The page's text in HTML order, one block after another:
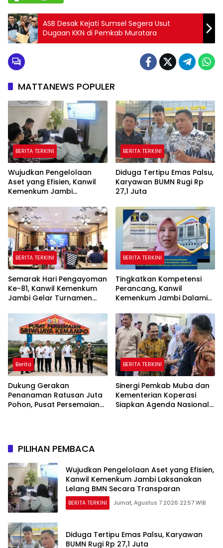
ASB Desak Kejati Sumsel Segera Usut
Dugaan KKN di Pemkab Muratara
MATTANEWS POPULER
BERITA TERKINI
Wujudkan Pengelolaan
Aset yang Efisien, Kanwil
Kemenkum Jambi
Secara Transparan
BERITA TERKINI
Diduga Tertipu Emas Palsu,
Karyawan BUMN Rugi Rp
27,1 Juta
BERITA TERKINI
Semarak Hari Pengayoman
Ke-81, Kanwil Kemenkum
Jambi Gelar Turnamen
BERITA TERKINI
Tingkatkan Kompetensi
Perancang, Kanwil
Kemenkum Jambi Dalami
Peraturan Perundang-
undangan
Berita
Dukung Gerakan
Penanaman Ratusan Juta
Pohon, Pusat Persemaian
BERITA TERKINI
Sinergi Pemkab Muba dan
Kementerian Koperasi
Siapkan Agenda Nasional
PILIHAN PEMBACA
Wujudkan Pengelolaan Aset yang Efisien,
Kanwil Kemenkum Jambi Laksanakan
Lelang BMN Secara Transparan
BERITA TERKINI Jumat, Agustus 7 2026 22:57 WIB
Diduga Tertipu Emas Palsu, Karyawan
BUMN Rugi Rp 27,1 Juta